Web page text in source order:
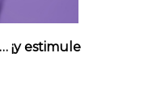
¡y estimule